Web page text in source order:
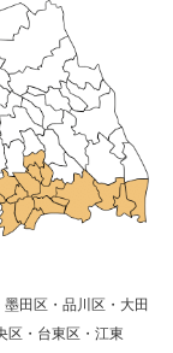
田区・品川区・大田
区・台東区・江東